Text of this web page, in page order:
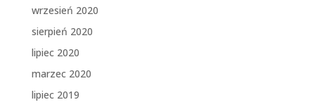
wrzesień 2020
sierpień 2020
lipiec 2020
marzec 2020
lipiec 2019